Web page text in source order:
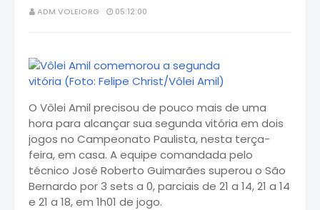
ADM VOLEIORG 05:12:00
O Vôlei Amil precisou de pouco mais de uma
hora para alcançar sua segunda vitória em dois
jogos no Campeonato Paulista, nesta terça-
feira, em casa. A equipe comandada pelo
técnico José Roberto Guimarães superou o São
Bernardo por 3 sets a 0, parciais de 21 a 14, 21 a 14
e 21 a 18, em 1h01 de jogo.